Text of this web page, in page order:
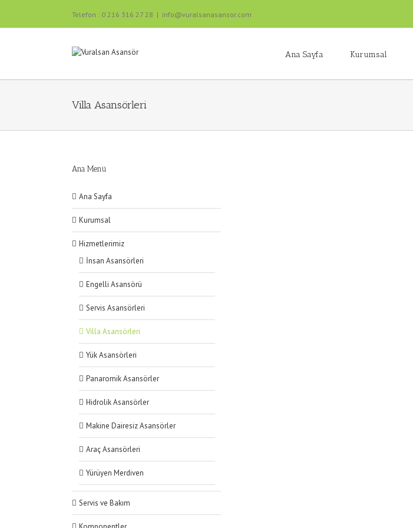
Telefon : 0 216 316 27 28 | info@vuralsanasansor.com
Ana Sayfa Kurumsal
Villa Asansörleri
Ana Menü
Ana Sayfa
Kurumsal
Hizmetlerimiz
İnsan Asansörleri
Engelli Asansörü
Servis Asansörleri
Villa Asansörleri
Yük Asansörleri
Panaromik Asansörler
Hidrolik Asansörler
Makine Dairesiz Asansörler
Araç Asansörleri
Yürüyen Merdiven
Servis ve Bakım